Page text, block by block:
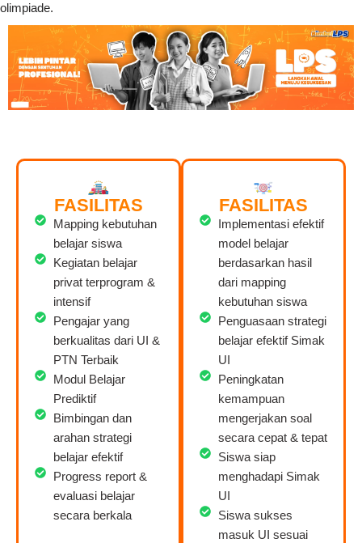
olimpiade.
FASILITAS
Mapping kebutuhan
belajar siswa
Kegiatan belajar
privat terprogram &
intensif
Pengajar yang
berkualitas dari UI &
PTN Terbaik
Modul Belajar
Prediktif
Bimbingan dan
arahan strategi
belajar efektif
Progress report &
evaluasi belajar
secara berkala
FASILITAS
Implementasi efektif
model belajar
berdasarkan hasil
dari mapping
kebutuhan siswa
Penguasaan strategi
belajar efektif Simak
UI
Peningkatan
kemampuan
mengerjakan soal
secara cepat & tepat
Siswa siap
menghadapi Simak
UI
Siswa sukses
masuk UI sesuai